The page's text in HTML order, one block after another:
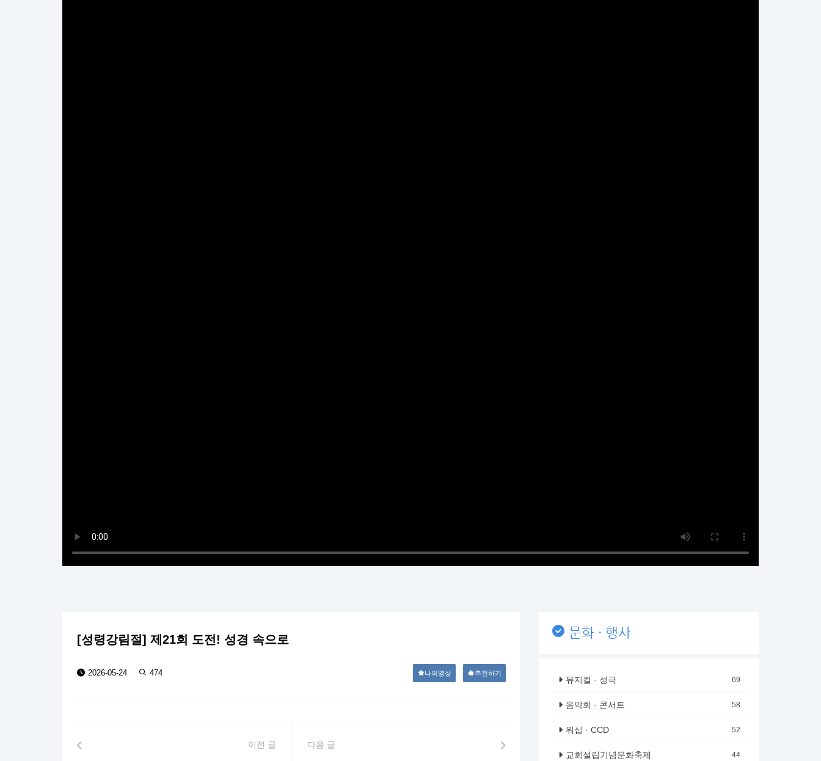
[성령강림절] 제21회 도전! 성경 속으로
2026-05-24 474 나의영상 추천하기
이전 글 다음 글
문화 · 행사
뮤지컬 · 성극 69
음악회 · 콘서트 58
워십 · CCD 52
교회설립기념문화축제 44